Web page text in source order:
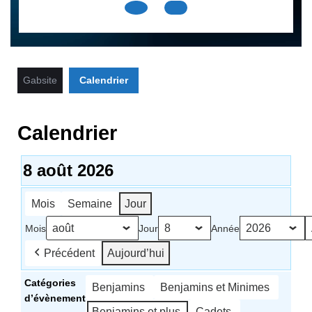
Open
Button
Gabsite Calendrier
Calendrier
8 août 2026
Mois Semaine Jour
Mois Jour Année
Précédent Aujourd’hui
Catégories
d’évènement
Benjamins Benjamins et Minimes